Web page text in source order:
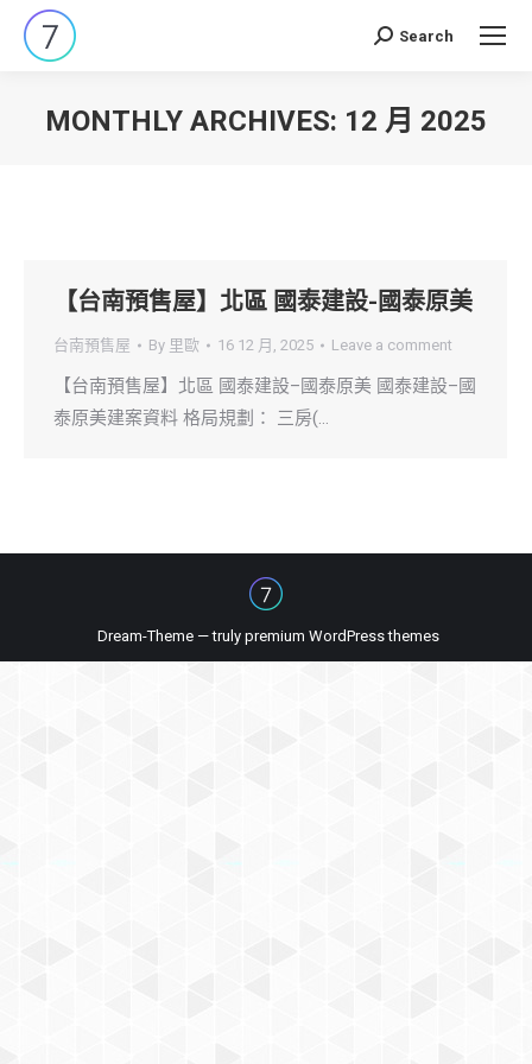
Search:
Search
MONTHLY ARCHIVES: 12 月 2025
【台南預售屋】北區 國泰建設-國泰原美
台南預售屋 By 里歐 16 12 月, 2025 Leave a comment
【台南預售屋】北區 國泰建設–國泰原美 國泰建設–國
泰原美建案資料 格局規劃： 三房(…
Dream-Theme — truly premium WordPress themes